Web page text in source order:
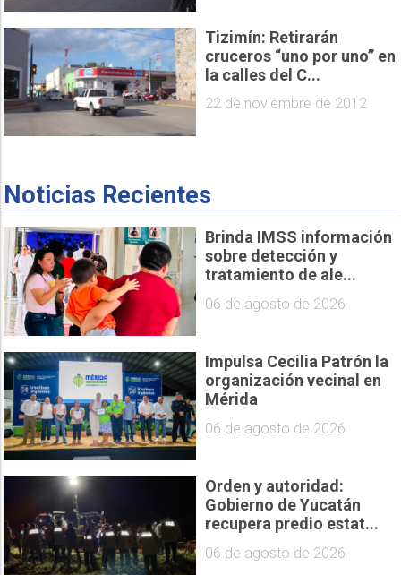
Tizimín: Retirarán
cruceros “uno por uno” en
la calles del C...
22 de noviembre de 2012
Noticias Recientes
Brinda IMSS información
sobre detección y
tratamiento de ale...
06 de agosto de 2026
Impulsa Cecilia Patrón la
organización vecinal en
Mérida
06 de agosto de 2026
Orden y autoridad:
Gobierno de Yucatán
recupera predio estat...
06 de agosto de 2026